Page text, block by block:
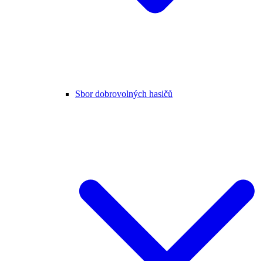
Sbor dobrovolných hasičů